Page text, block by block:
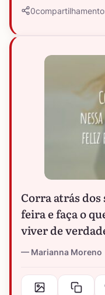
0
Corra atrás dos
feira e faça o
viver de
Marianna Moreno